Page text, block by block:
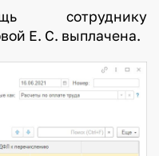
сотруднику
Е. С. выплачена.